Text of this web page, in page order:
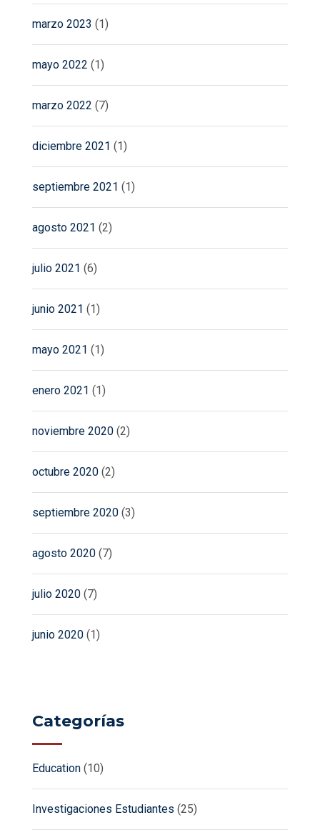
marzo 2023 (1)
mayo 2022 (1)
marzo 2022 (7)
diciembre 2021 (1)
septiembre 2021 (1)
agosto 2021 (2)
julio 2021 (6)
junio 2021 (1)
mayo 2021 (1)
enero 2021 (1)
noviembre 2020 (2)
octubre 2020 (2)
septiembre 2020 (3)
agosto 2020 (7)
julio 2020 (7)
junio 2020 (1)
Categorías
Education (10)
Investigaciones Estudiantes (25)